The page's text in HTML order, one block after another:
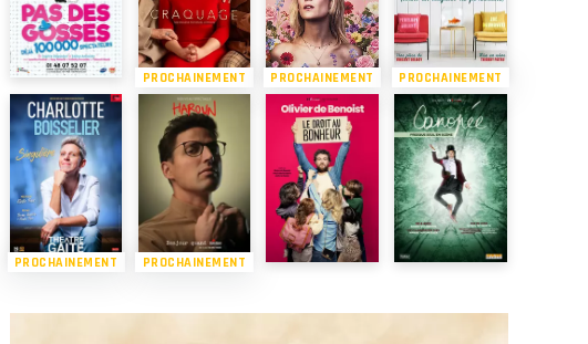
PROCHAINEMENT PROCHAINEMENT PROCHAINEMENT
PROCHAINEMENT PROCHAINEMENT